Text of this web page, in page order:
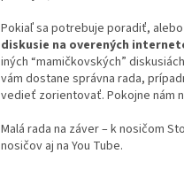
Pokiaľ sa potrebuje poradiť,
diskusie na overených
iných “mamičkovských”
vám dostane správna rada,
vedieť zorientovať. Pokojne nám
Malá rada na záver – k nosičom
nosičov aj na You Tube.